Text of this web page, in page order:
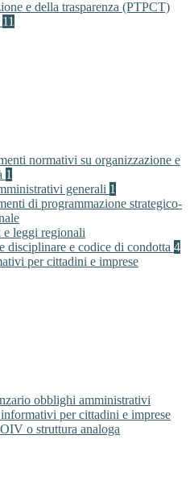
e della trasparenza (PTPCT)
11
normativi su organizzazione e
1
generali 1
di programmazione strategico-
e leggi regionali
disciplinare e codice di condotta 4
per cittadini e imprese
obblighi amministrativi
per cittadini e imprese
o struttura analoga